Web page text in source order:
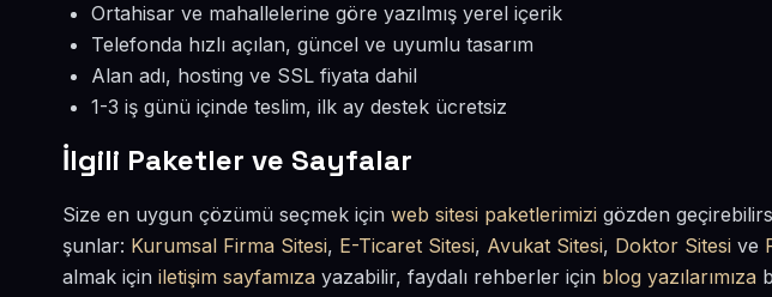
Ortahisar ve mahallelerine göre yazılmış yerel içerik
Telefonda hızlı açılan, güncel ve uyumlu tasarım
Alan adı, hosting ve SSL fiyata dahil
1-3 iş günü içinde teslim, ilk ay destek ücretsiz
İlgili Paketler ve Sayfalar
Size en uygun çözümü seçmek için web sitesi paketlerimizi gözden
şunlar: Kurumsal Firma Sitesi, E-Ticaret Sitesi, Avukat Sitesi, Doktor Sitesi ve
almak için iletişim sayfamıza yazabilir, faydalı rehberler için blog yazılarımıza